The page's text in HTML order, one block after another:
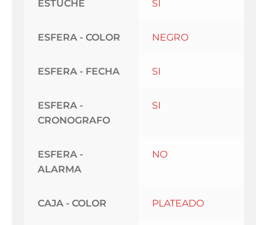
ESTUCHE SI
ESFERA - COLOR NEGRO
ESFERA - FECHA SI
ESFERA -
CRONOGRAFO
SI
ESFERA -
ALARMA
NO
CAJA - COLOR PLATEADO